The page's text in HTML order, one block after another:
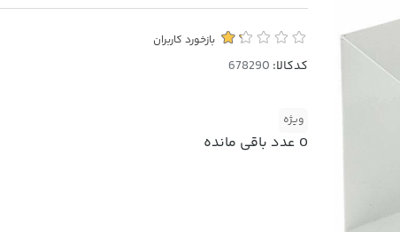
بازخورد کاربران
کدکالا:
ویژه
0 عدد باقی مانده